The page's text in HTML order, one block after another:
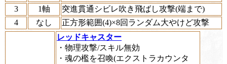
3
1軸
突進貫通シビレ吹き飛ばし攻撃(端まで)
4
なし
正方形範囲(4)×8回ランダム大やけど攻撃
レッドキャスター
・物理攻撃/スキル無効
・魂の檻を召喚(エクストラカウンタ